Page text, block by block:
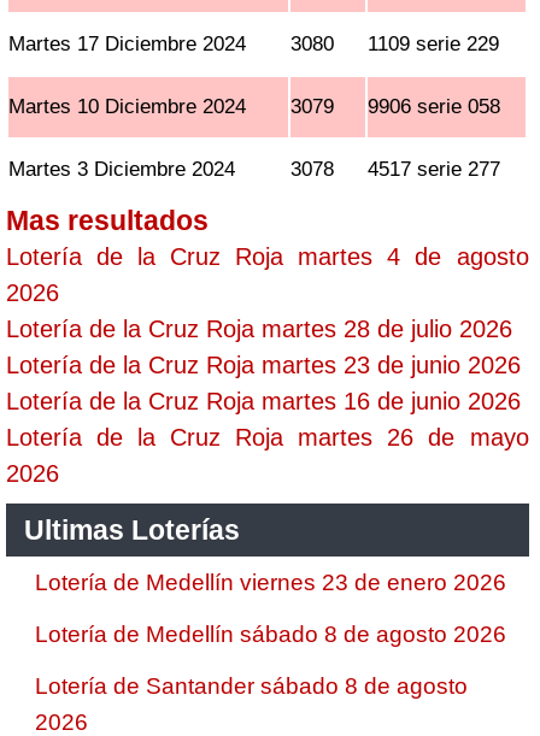
Martes 17 Diciembre 2024 3080 1109 serie 229
Martes 10 Diciembre 2024 3079 9906 serie 058
Martes 3 Diciembre 2024 3078 4517 serie 277
Mas resultados
Lotería de la Cruz Roja martes 4 de agosto
2026
Lotería de la Cruz Roja martes 28 de julio 2026
Lotería de la Cruz Roja martes 23 de junio 2026
Lotería de la Cruz Roja martes 16 de junio 2026
Lotería de la Cruz Roja martes 26 de mayo
2026
Ultimas Loterías
Lotería de Medellín viernes 23 de enero 2026
Lotería de Medellín sábado 8 de agosto 2026
Lotería de Santander sábado 8 de agosto
2026